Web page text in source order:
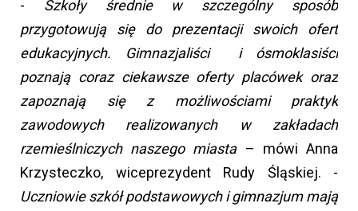
- Szkoły średnie w szczególny sposób
przygotowują się do prezentacji swoich ofert
edukacyjnych. Gimnazjaliści i ósmoklasiści
poznają coraz ciekawsze oferty placówek oraz
zapoznają się z możliwościami praktyk
zawodowych realizowanych w zakładach
rzemieślniczych naszego miasta– mówi Anna
Krzysteczko, wiceprezydent Rudy Śląskiej. -
Uczniowie szkół podstawowych i gimnazjum mają